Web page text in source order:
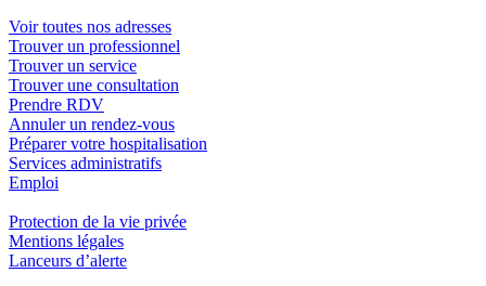
Voir toutes nos adresses
Trouver un professionnel
Trouver un service
Trouver une consultation
Prendre RDV
Annuler un rendez-vous
Préparer votre hospitalisation
Services administratifs
Emploi​
Protection de la vie privée
Mentions légales
Lanceurs d’alerte